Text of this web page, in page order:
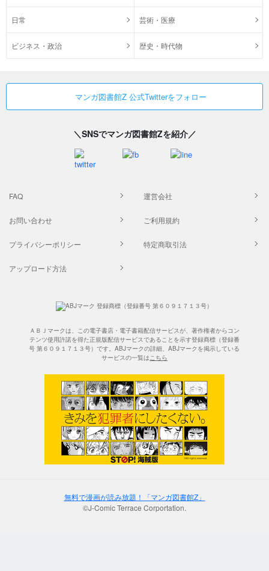
日常 芸術・医療
ビジネス・政治 歴史・時代物
マンガ図書館Z 公式Twitterをフォロー
＼SNSでマンガ図書館Zを紹介／
FAQ 運営会社
お問い合わせ ご利用規約
プライバシーポリシー 特定商取引法
アップロード方法
ＡＢＪマークは、この電子書店・電子書籍配信サービスが、著作権者からコン
テンツ使用許諾を得た正規版配信サービスであることを示す登録商標（登録番
号 第６０９１７１３号）です。ABJマークの詳細、ABJマークを掲示している
サービスの一覧はこちら
無料で漫画が読み放題！「マンガ図書館Z」
©J-Comic Terrace Corportation.